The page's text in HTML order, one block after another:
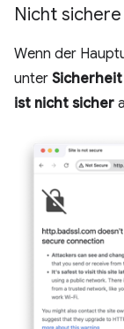
Nicht
Wenn der
unter Sicherheit
ist nicht sicher